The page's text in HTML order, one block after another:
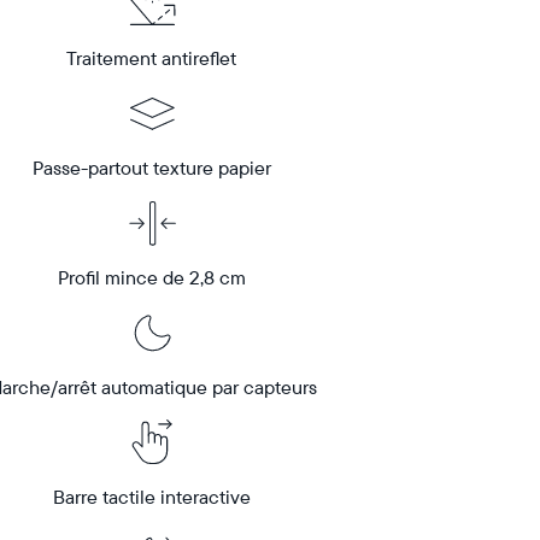
Traitement antireflet
Passe-partout texture papier
Profil mince de 2,8 cm
arrêt automatique par capteurs
Barre tactile interactive